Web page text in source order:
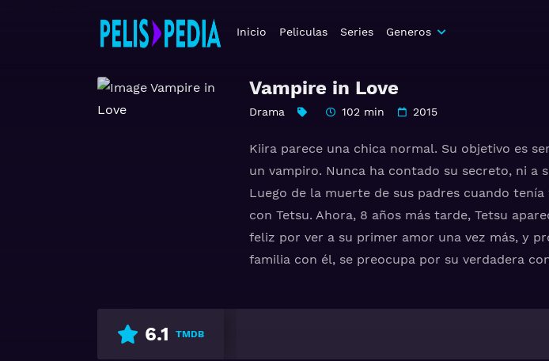
Inicio Peliculas Series Generos
Vampire in Love
Drama 102 min 2015
Kiira parece una chica normal. Su objetivo es
un vampiro. Nunca ha contado su secreto, ni a
Luego de la muerte de sus padres cuando
con Tetsu. Ahora, 8 años más tarde, Tetsu
feliz por ver a su primer amor una vez más, y
familia con él, se preocupa por su verdadera
6.1 TMDB